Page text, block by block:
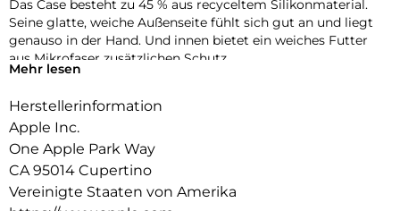
Das Case besteht zu 45 % aus recyceltem Silikon­material.
Seine glatte, weiche Außenseite fühlt sich gut an und liegt
genauso in der Hand. Und innen bietet ein weiches Futter
aus Mikrofaser zusätzlichen Schutz.
Es kommt mit Saphirglas mit einer leitenden Schicht, die die
Bewegungen deines Fingers zur Kamerasteuerung
überträgt.
Mit integrierten Magneten, die sich perfekt am iPhone 17 Pro
Max ausrichten, hält das Case ganz einfach und sorgt für
Mehr lesen
Herstellerinformation
Apple Inc.
One Apple Park Way
CA 95014 Cupertino
Vereinigte Staaten von Amerika